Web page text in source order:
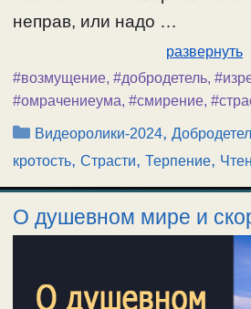
неправ, или надо …
развернуть
#возмущение, #добродетель,
#омрачениеума, #смирение,
Рубрики
Видеоролики-2024,
кротость, Страсти, Терпение,
О душевном мире и